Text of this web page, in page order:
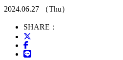
2024.06.27 （Thu）
SHARE：